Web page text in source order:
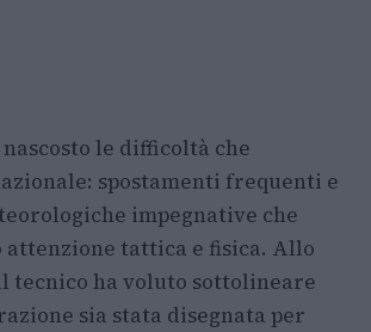
le difficoltà che
spostamenti frequenti e
impegnative che
tattica e fisica. Allo
tecnico ha voluto sottolineare
sia stata disegnata per